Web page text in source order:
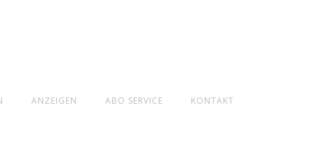
ANZEIGEN ABO SERVICE KONTAKT